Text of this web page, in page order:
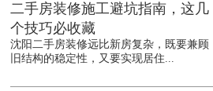
二手房装修施工避坑指南，这几
个技巧必收藏
沈阳二手房装修远比新房复杂，既要兼顾
旧结构的稳定性，又要实现居住...